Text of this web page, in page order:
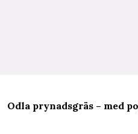
Odla prynadsgräs – med